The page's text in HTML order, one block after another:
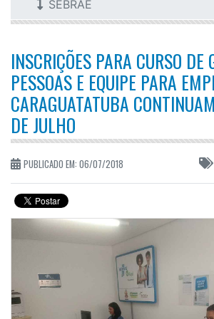
SEBRAE
INSCRIÇÕES PARA CURSO DE
PESSOAS E EQUIPE PARA
CARAGUATATUBA
DE JULHO
PUBLICADO EM: 06/07/2018